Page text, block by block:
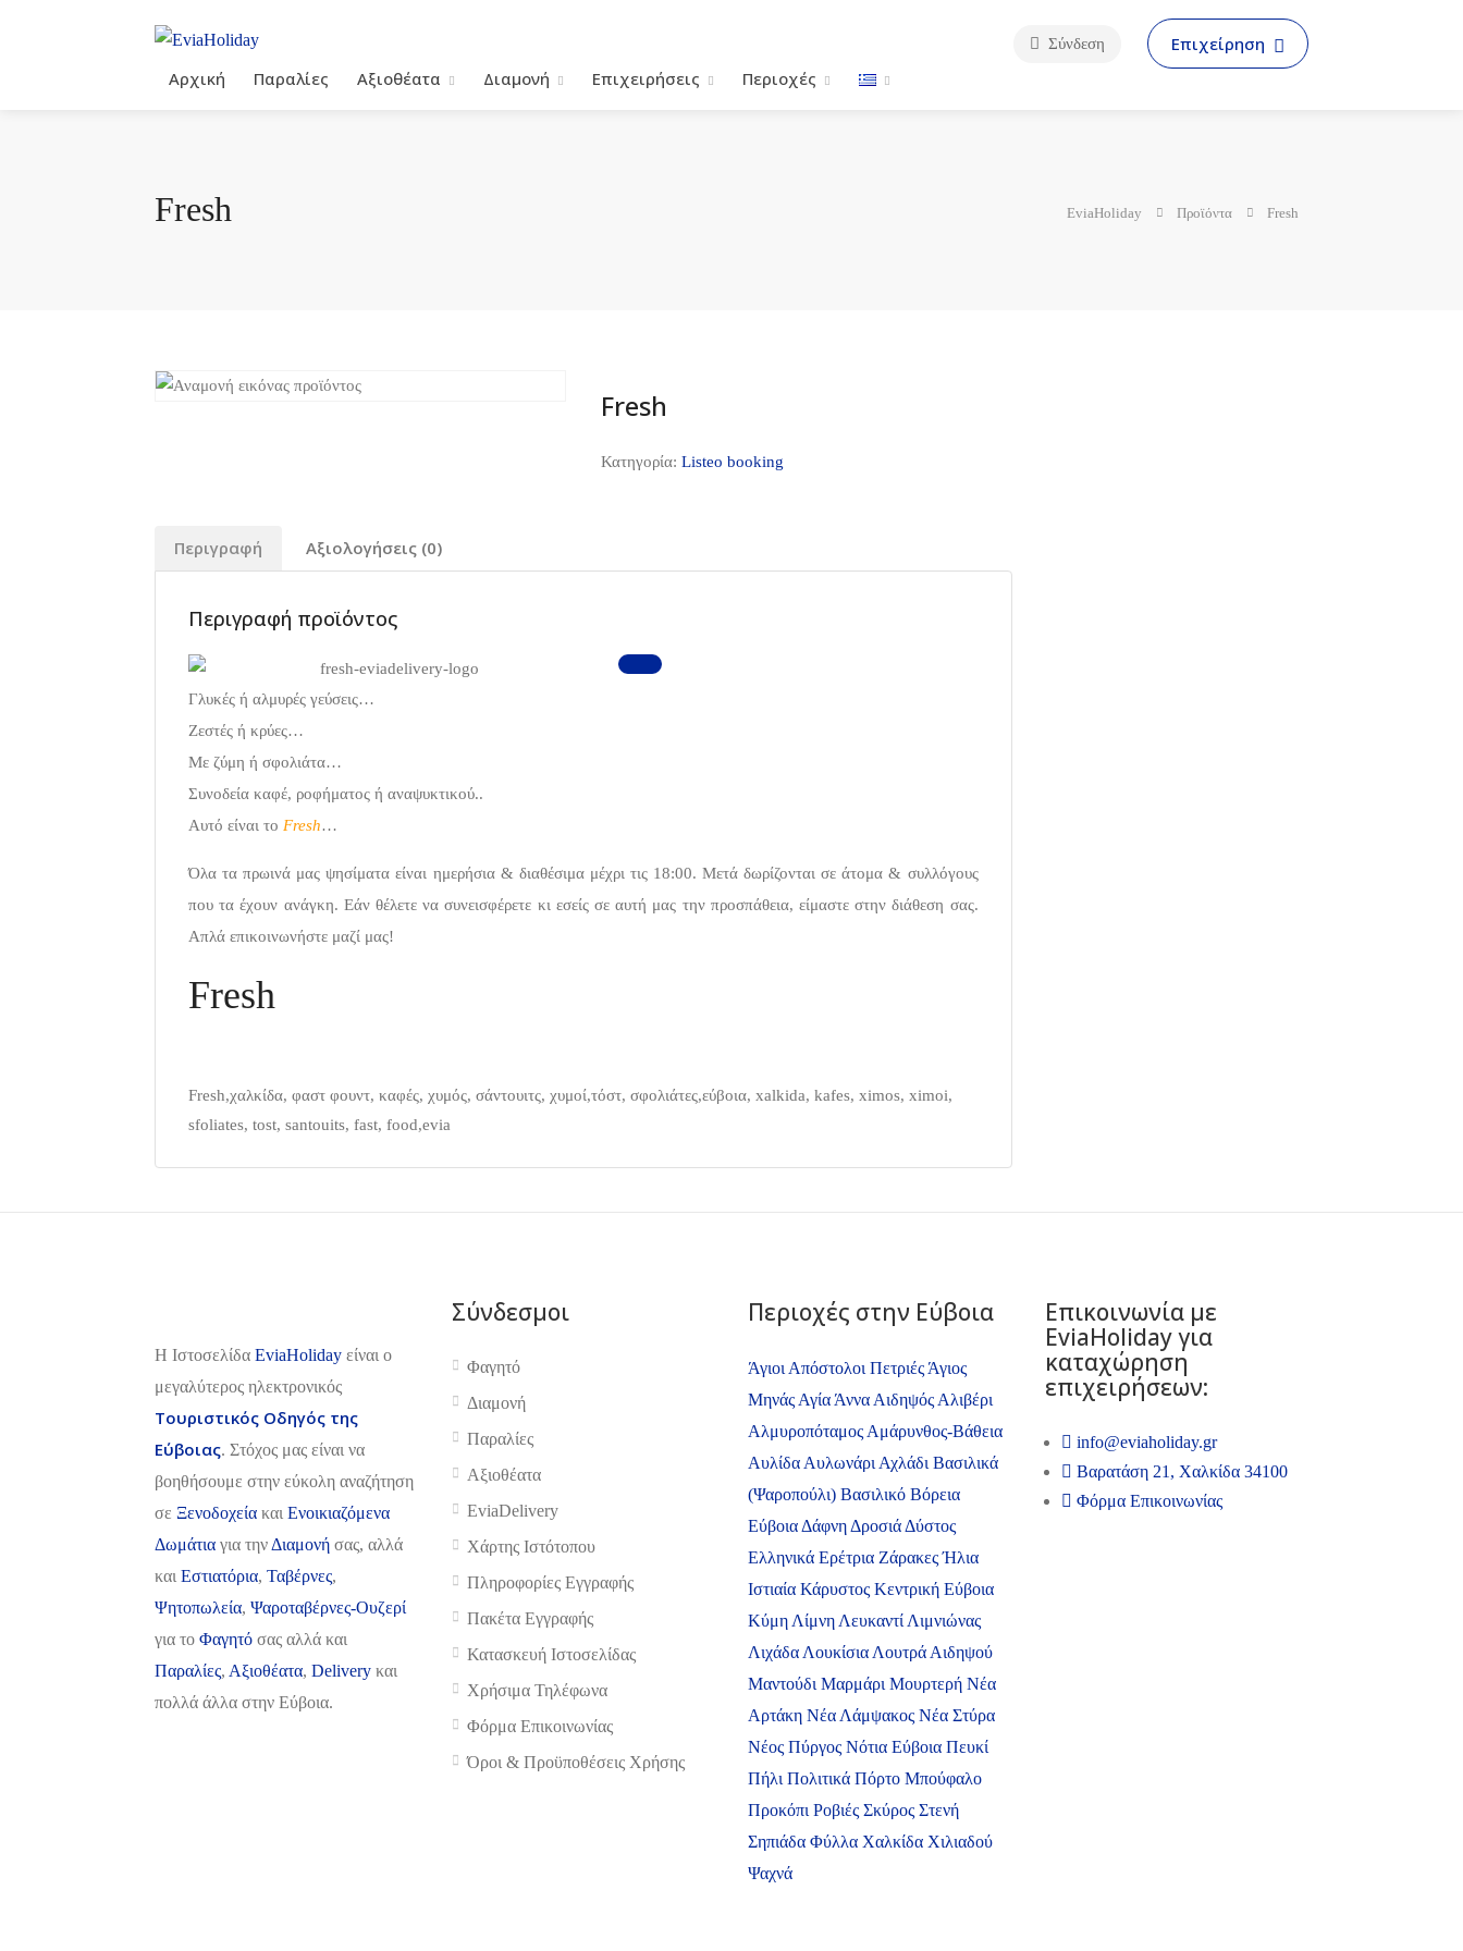
Αρχική Παραλίες Αξιοθέατα Διαμονή Επιχειρήσεις Περιοχές
Σύνδεση Επιχείρηση
Fresh EviaHoliday Προϊόντα Fresh
Fresh
Κατηγορία: Listeo booking
Περιγραφή Αξιολογήσεις (0)
Περιγραφή προϊόντος
Γλυκές ή αλμυρές γεύσεις…
Ζεστές ή κρύες…
Με ζύμη ή σφολιάτα…
Συνοδεία καφέ, ροφήματος ή αναψυκτικού..
Αυτό είναι το Fresh…
Όλα τα πρωινά μας ψησίματα είναι ημερήσια & διαθέσιμα μέχρι τις 18:00. Μετά δωρίζονται σε άτομα & συλλόγους
που τα έχουν ανάγκη. Εάν θέλετε να συνεισφέρετε κι εσείς σε αυτή μας την προσπάθεια, είμαστε στην διάθεση σας.
Απλά επικοινωνήστε μαζί μας!
Fresh
Fresh,χαλκίδα, φαστ φουντ, καφές, χυμός, σάντουιτς, χυμοί,τόστ, σφολιάτες,εύβοια, xalkida, kafes, ximos, ximoi,
sfoliates, tost, santouits, fast, food,evia
H Ιστοσελίδα EviaHoliday είναι ο
μεγαλύτερος ηλεκτρονικός
Τουριστικός Οδηγός της
Εύβοιας. Στόχος μας είναι να
βοηθήσουμε στην εύκολη αναζήτηση
σε Ξενοδοχεία και Ενοικιαζόμενα
Δωμάτια για την Διαμονή σας, αλλά
και Εστιατόρια, Ταβέρνες,
Ψητοπωλεία, Ψαροταβέρνες-Ουζερί
για το Φαγητό σας αλλά και
Παραλίες, Αξιοθέατα, Delivery και
πολλά άλλα στην Εύβοια.
Σύνδεσμοι
Φαγητό
Διαμονή
Παραλίες
Αξιοθέατα
EviaDelivery
Χάρτης Ιστότοπου
Πληροφορίες Εγγραφής
Πακέτα Εγγραφής
Κατασκευή Ιστοσελίδας
Χρήσιμα Τηλέφωνα
Φόρμα Επικοινωνίας
Όροι & Προϋποθέσεις Xρήσης
Περιοχές στην Εύβοια
Άγιοι Απόστολοι Πετριές Άγιος
Μηνάς Αγία Άννα Αιδηψός Αλιβέρι
Αλμυροπόταμος Αμάρυνθος-Βάθεια
Αυλίδα Αυλωνάρι Αχλάδι Βασιλικά
(Ψαροπούλι) Βασιλικό Βόρεια
Εύβοια Δάφνη Δροσιά Δύστος
Ελληνικά Ερέτρια ΖάρακεςΉλια
Ιστιαία Κάρυστος Κεντρική Εύβοια
Κύμη Λίμνη Λευκαντί Λιμνιώνας
Λιχάδα Λουκίσια Λουτρά Αιδηψού
Μαντούδι Μαρμάρι Μουρτερή Νέα
Αρτάκη Νέα Λάμψακος Νέα Στύρα
Νέος Πύργος Νότια Εύβοια Πευκί
Πήλι Πολιτικά Πόρτο Μπούφαλο
Προκόπι Ροβιές Σκύρος Στενή
Σηπιάδα Φύλλα Χαλκίδα Χιλιαδού
Ψαχνά
Επικοινωνία με
ΕviaHoliday για
καταχώρηση
επιχειρήσεων:
info@eviaholiday.gr
Βαρατάση 21, Χαλκίδα 34100
Φόρμα Επικοινωνίας